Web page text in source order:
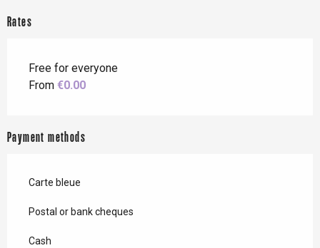
Rates
Free for everyone
From €0.00
Payment methods
Carte bleue
Postal or bank cheques
Cash